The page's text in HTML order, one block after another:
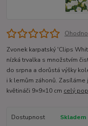
Zvonek karpatský 'Clips
nízká trvalka s množstvím
do srpna a dorůstá výšky
i k lemům záhonů.
květináči 9×9×10 cm celý
Dostupnost
Skladem